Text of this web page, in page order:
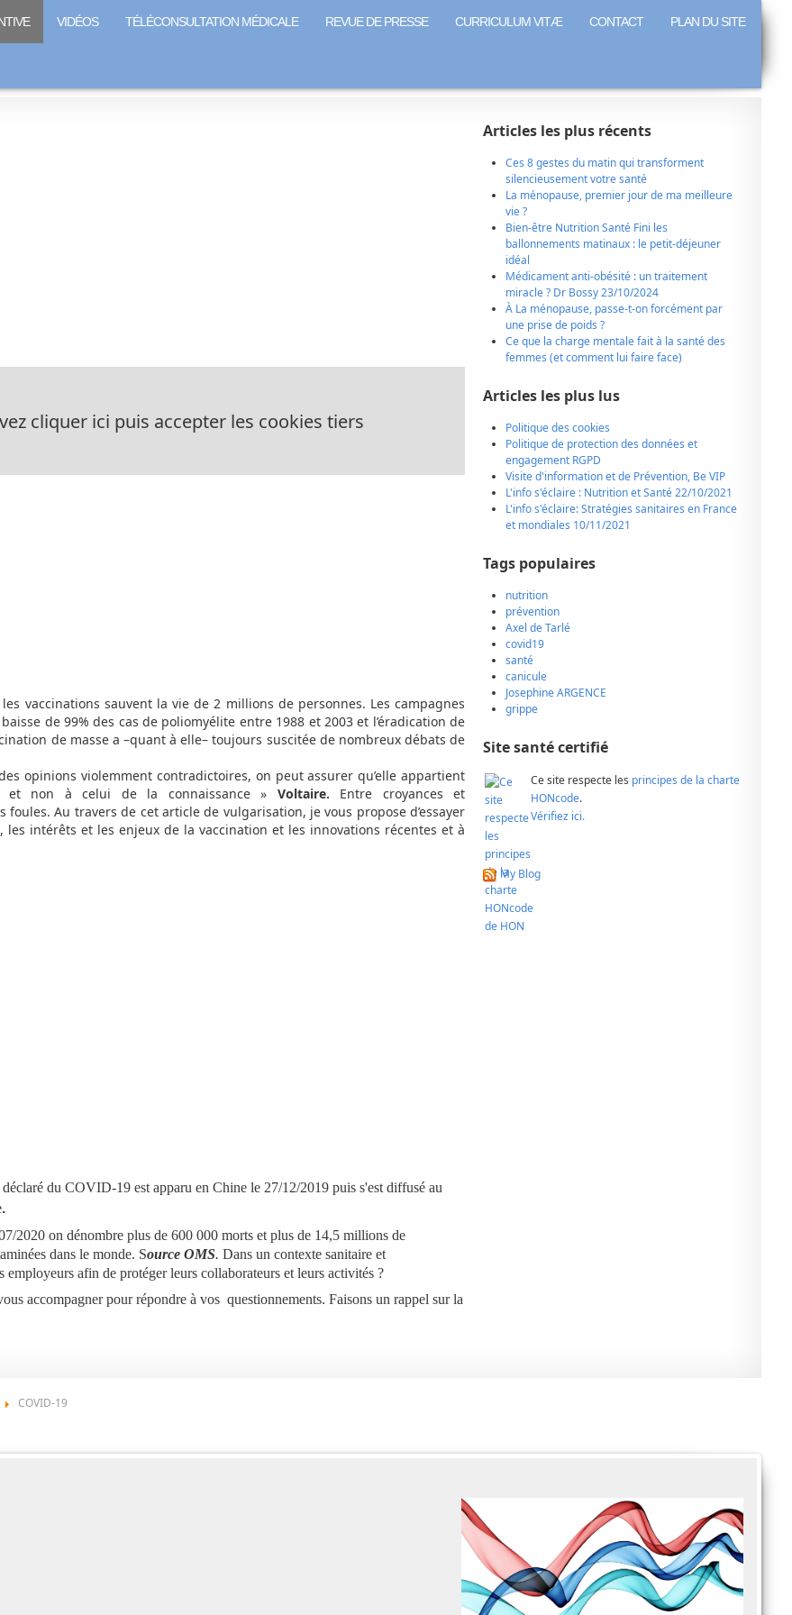
VIDÉOS TÉLÉCONSULTATION MÉDICALE REVUE DE PRESSE CURRICULUM VITÆ CONTACT PLAN DU SITE
cliquer ici puis accepter les cookies tiers
les vaccinations sauvent la vie de 2 millions de personnes. Les campagnes
de 99% des cas de poliomyélite entre 1988 et 2003 et l’éradication de
de masse a –quant à elle– toujours suscitée de nombreux débats de
opinions violemment contradictoires, on peut assurer qu’elle appartient
et non à celui de la connaissance » Voltaire. Entre croyances et
Au travers de cet article de vulgarisation, je vous propose d’essayer
intérêts et les enjeux de la vaccination et les innovations récentes et à
du COVID-19 est apparu en Chine le 27/12/2019 puis s'est diffusé au
.
2020 on dénombre plus de 600 000 morts et plus de 14,5 millions de
dans le monde. Source OMS. Dans un contexte sanitaire et
afin de protéger leurs collaborateurs et leurs activités ?
accompagner pour répondre à vos questionnements. Faisons un rappel sur la
Articles les plus récents
Ces 8 gestes du matin qui transforment
silencieusement votre santé
La ménopause, premier jour de ma meilleure
vie ?
Bien-être Nutrition Santé Fini les
ballonnements matinaux : le petit-déjeuner
idéal
Médicament anti-obésité : un traitement
miracle ? Dr Bossy 23/10/2024
À La ménopause, passe-t-on forcément par
une prise de poids ?
Ce que la charge mentale fait à la santé des
femmes (et comment lui faire face)
Articles les plus lus
Politique des cookies
Politique de protection des données et
engagement RGPD
Visite d'information et de Prévention, Be VIP
L'info s'éclaire : Nutrition et Santé 22/10/2021
L'info s'éclaire: Stratégies sanitaires en France
et mondiales 10/11/2021
Tags populaires
nutrition
prévention
Axel de Tarlé
covid19
santé
canicule
Josephine ARGENCE
grippe
Site santé certifié
Ce site respecte les principes de la charte
HONcode.
Vérifiez ici.
My Blog
COVID-19